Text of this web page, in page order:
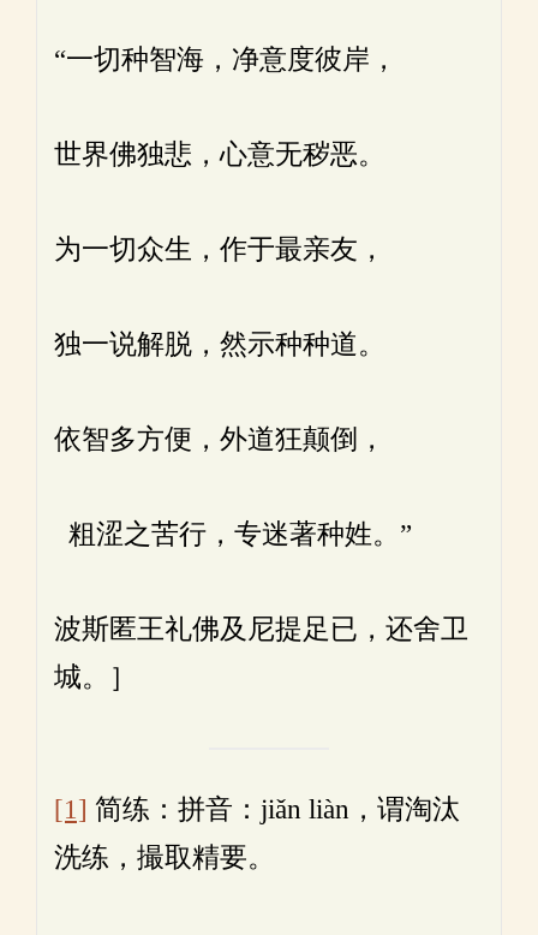
“一切种智海，净意度彼岸，
世界佛独悲，心意无秽恶。
为一切众生，作于最亲友，
独一说解脱，然示种种道。
依智多方便，外道狂颠倒，
粗涩之苦行，专迷著种姓。”
波斯匿王礼佛及尼提足已，还舍卫
城。］
[1] 简练：拼音：jiǎn liàn，谓淘汰
洗练，撮取精要。